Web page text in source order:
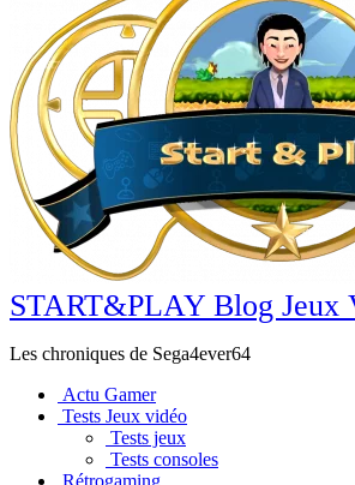
START&PLAY Blog Jeux
Les chroniques de Sega4ever64
Actu Gamer
Tests Jeux vidéo
Tests jeux
Tests consoles
Rétrogaming